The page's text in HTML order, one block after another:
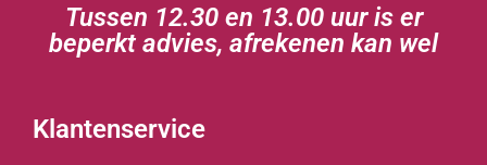
Tussen 12.30 en 13.00 uur is er
beperkt advies, afrekenen kan wel
Klantenservice